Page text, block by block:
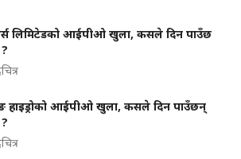
लिमिटेडको आईपीओ खुला, कसले दिन पाउँछ
हाइड्रोको आईपीओ खुला, कसले दिन पाउँछन्